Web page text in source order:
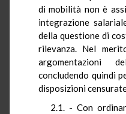
di mobilità non è
integrazione
della questione di
rilevanza. Nel
argomentazioni
concludendo quindi
disposizioni
2.1. - Con